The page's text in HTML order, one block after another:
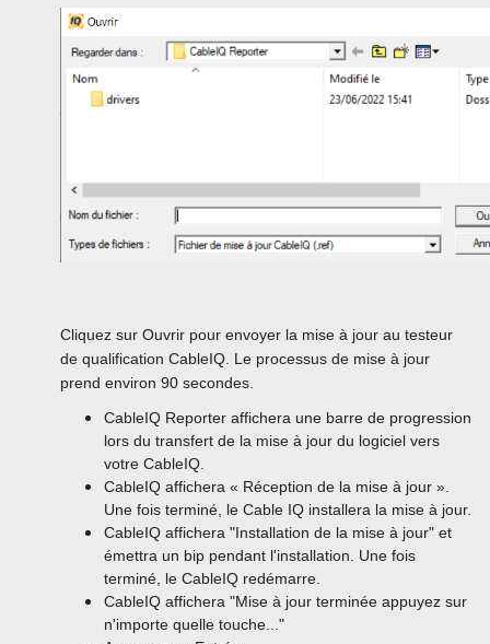
Cliquez sur Ouvrir pour envoyer la mise à jour au testeur
de qualification CableIQ. Le processus de mise à jour
prend environ 90 secondes.
CableIQ Reporter affichera une barre de progression
lors du transfert de la mise à jour du logiciel vers
votre CableIQ.
CableIQ affichera « Réception de la mise à jour ».
Une fois terminé, le Cable IQ installera la mise à jour.
CableIQ affichera "Installation de la mise à jour" et
émettra un bip pendant l'installation. Une fois
terminé, le CableIQ redémarre.
CableIQ affichera "Mise à jour terminée appuyez sur
n'importe quelle touche..."